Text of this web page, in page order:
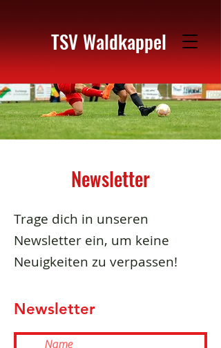
TSV Waldkappel
Newsletter
Trage dich in unseren
Newsletter ein, um keine
Neuigkeiten zu verpassen!
Newsletter